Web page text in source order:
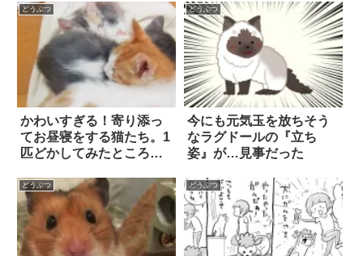
の…
どうぶつ
かわいすぎる！寄り添っ
てお昼寝をする猫たち。1
匹どかしてみたところ…
どうぶつ
今にも元気玉を放ちそう
なラグドールの『立ち
姿』が…見事だった
どうぶつ どうぶつ